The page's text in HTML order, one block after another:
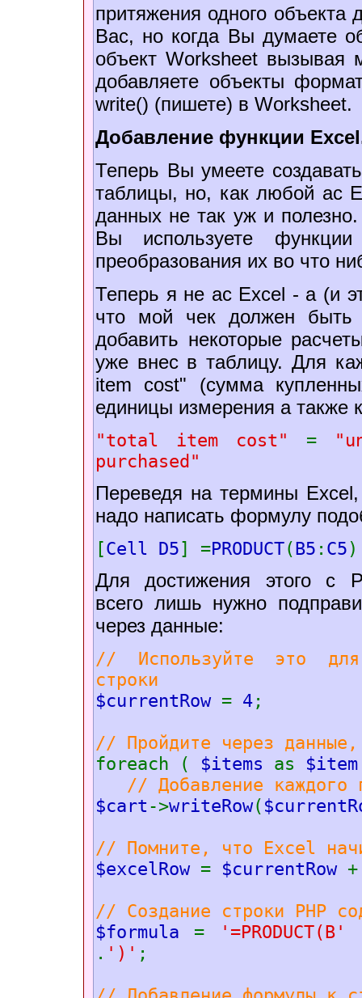
притяжения одного
Вас, но когда Вы думаете
объект Worksheet вызывая
добавляете объекты
write() (пишете) в Worksheet.
Добавление функции
Теперь Вы умеете
таблицы, но, как любой ас
данных не так уж и
Вы используете
преобразования их во что
Теперь я не ас Excel - a (и
что мой чек должен
добавить некоторые
уже внес в таблицу. Для
item cost" (сумма
единицы измерения а также
"total item cost" =
purchased"
Переведя на термины
надо написать формулу
[Cell D5] =PRODUCT(B5 : C5)
Для достижения этого с
всего лишь нужно
через данные:
// Используйте это для
строки
$currentRow = 4;
// Пройдите через
foreach ( $items as
// Добавление каждого
$cart->writeRow(
// Помните, что Excel
$excelRow = $currentRow
// Создание строки PHP
$formula = '=PRODUCT(B'
. ')' ;